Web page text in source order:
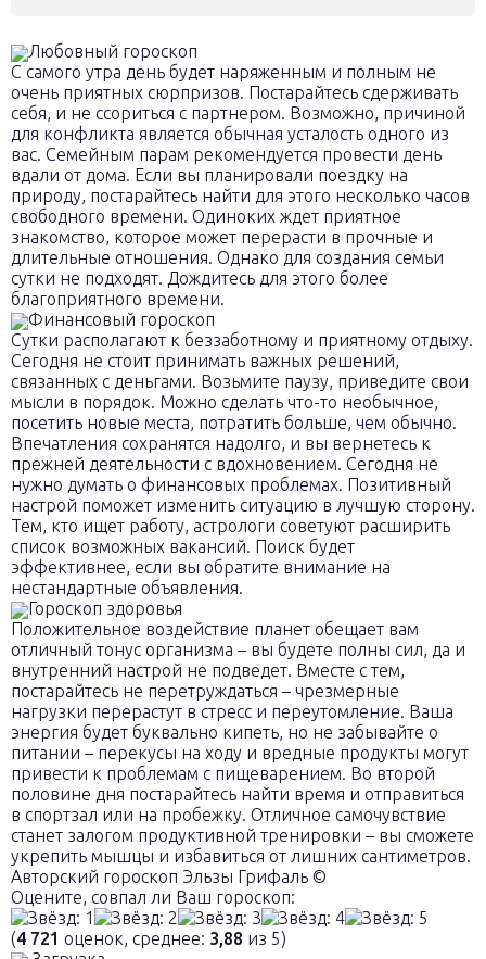
Любовный гороскоп
С самого утра день будет наряженным и полным не
очень приятных сюрпризов. Постарайтесь сдерживать
себя, и не ссориться с партнером. Возможно, причиной
для конфликта является обычная усталость одного из
вас. Семейным парам рекомендуется провести день
вдали от дома. Если вы планировали поездку на
природу, постарайтесь найти для этого несколько часов
свободного времени. Одиноких ждет приятное
знакомство, которое может перерасти в прочные и
длительные отношения. Однако для создания семьи
сутки не подходят. Дождитесь для этого более
благоприятного времени.
Финансовый гороскоп
Сутки располагают к беззаботному и приятному отдыху.
Сегодня не стоит принимать важных решений,
связанных с деньгами. Возьмите паузу, приведите свои
мысли в порядок. Можно сделать что-то необычное,
посетить новые места, потратить больше, чем обычно.
Впечатления сохранятся надолго, и вы вернетесь к
прежней деятельности с вдохновением. Сегодня не
нужно думать о финансовых проблемах. Позитивный
настрой поможет изменить ситуацию в лучшую сторону.
Тем, кто ищет работу, астрологи советуют расширить
список возможных вакансий. Поиск будет
эффективнее, если вы обратите внимание на
нестандартные объявления.
Гороскоп здоровья
Положительное воздействие планет обещает вам
отличный тонус организма – вы будете полны сил, да и
внутренний настрой не подведет. Вместе с тем,
постарайтесь не перетруждаться – чрезмерные
нагрузки перерастут в стресс и переутомление. Ваша
энергия будет буквально кипеть, но не забывайте о
питании – перекусы на ходу и вредные продукты могут
привести к проблемам с пищеварением. Во второй
половине дня постарайтесь найти время и отправиться
в спортзал или на пробежку. Отличное самочувствие
станет залогом продуктивной тренировки – вы сможете
укрепить мышцы и избавиться от лишних сантиметров.
Авторский гороскоп Эльзы Грифаль ©
Оцените, совпал ли Ваш гороскоп:
(4 721 оценок, среднее: 3,88 из 5)